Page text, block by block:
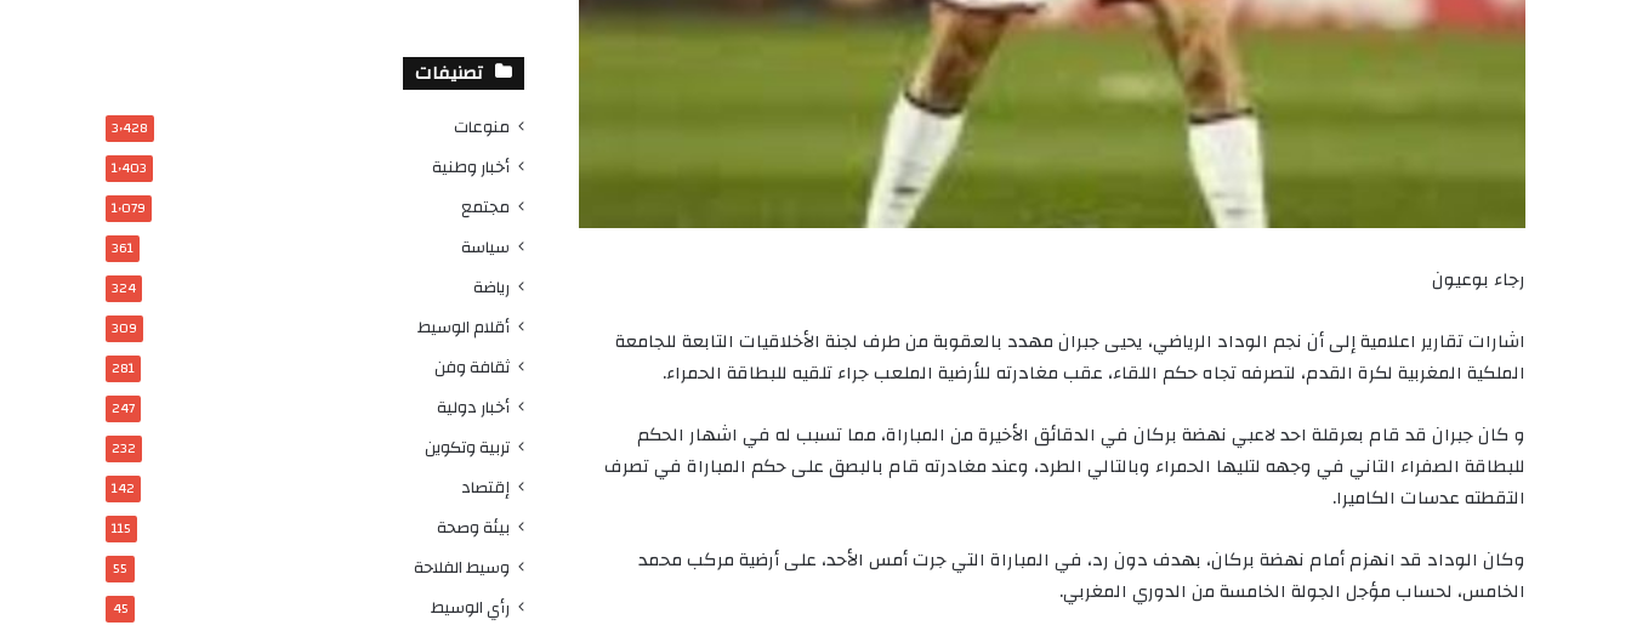
رجاء بوعيون
اشارات تقارير اعلامية إلى أن نجم الوداد الرياضي، يحيى جبران مهدد بالعقوبة من طرف لجنة الأخلاقيات التابعة للجامعة
الملكية المغربية لكرة القدم، لتصرفه تجاه حكم اللقاء، عقب مغادرته للأرضية الملعب جراء تلقيه للبطاقة الحمراء.
و كان جبران قد قام بعرقلة احد لاعبي نهضة بركان في الدقائق الأخيرة من المباراة، مما تسبب له في اشهار الحكم
للبطاقة الصفراء التاني في وجهه لتليها الحمراء وبالتالي الطرد، وعند مغادرته قام بالبصق على حكم المباراة في تصرف
التقطته عدسات الكاميرا.
وكان الوداد قد انهزم أمام نهضة بركان، بهدف دون رد، في المباراة التي جرت أمس الأحد، على أرضية مركب محمد
الخامس، لحساب مؤجل الجولة الخامسة من الدوري المغربي.
تصنيفات
منوعات 3٬428
أخبار وطنية 1٬403
مجتمع 1٬079
سياسة 361
رياضة 324
أقلام الوسيط 309
ثقافة وفن 281
أخبار دولية 247
تربية وتكوين 232
إقتصاد 142
بيئة وصحة 115
وسيط الفلاحة 55
رأي الوسيط 45